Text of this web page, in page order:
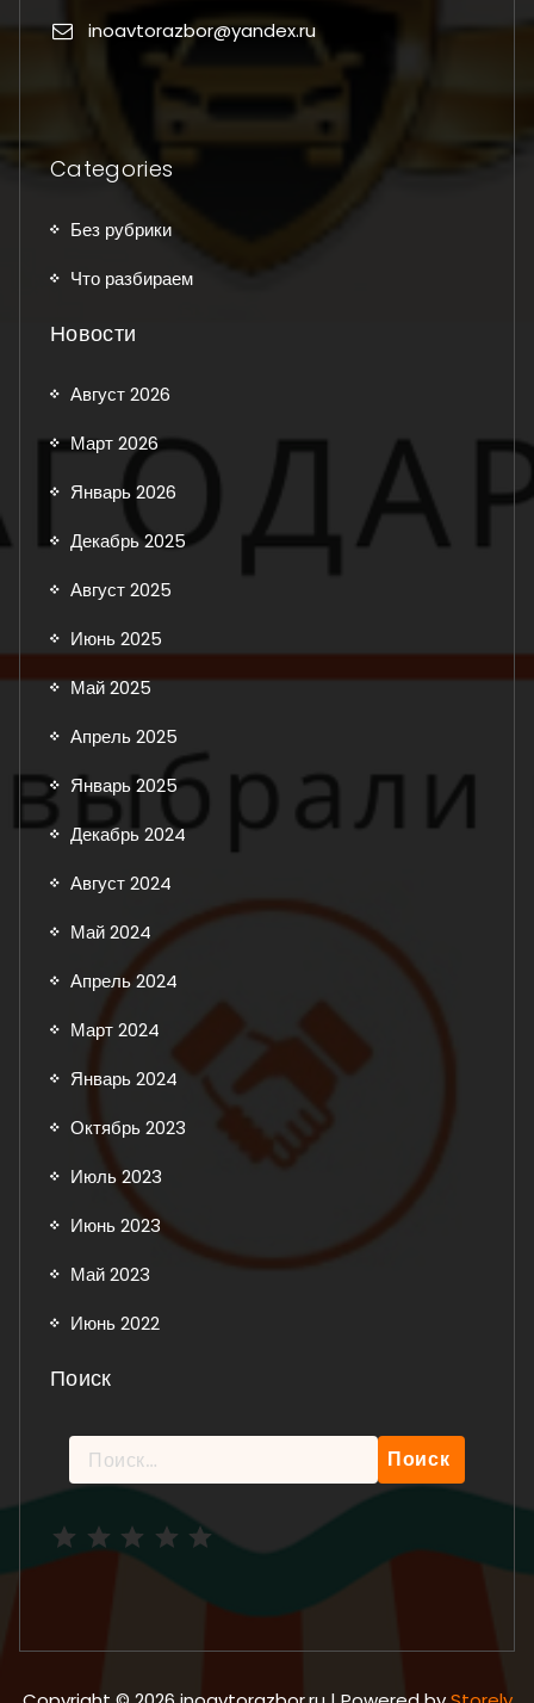
inoavtorazbor@yandex.ru
Categories
Без рубрики
Что разбираем
Новости
Август 2026
Март 2026
Январь 2026
Декабрь 2025
Август 2025
Июнь 2025
Май 2025
Апрель 2025
Январь 2025
Декабрь 2024
Август 2024
Май 2024
Апрель 2024
Март 2024
Январь 2024
Октябрь 2023
Июль 2023
Июнь 2023
Май 2023
Июнь 2022
Поиск
Найти: